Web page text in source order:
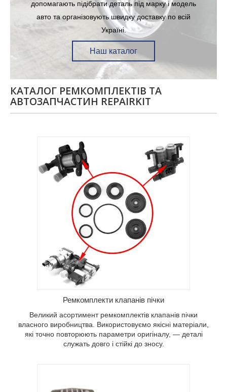
допомагають підібрати деталь під марку і модель
авто та організовують швидку доставку по всій
Україні.
Наш каталог
КАТАЛОГ РЕМКОМПЛЕКТІВ ТА
АВТОЗАПЧАСТИН REPAIRKIT
Ремкомплекти клапанів пічки
Великий асортимент ремкомплектів клапанів пічки
власного виробництва. Використовуємо якісні матеріали,
які точно повторюють параметри оригіналу, — деталі
служать довго і стійкі до зносу.